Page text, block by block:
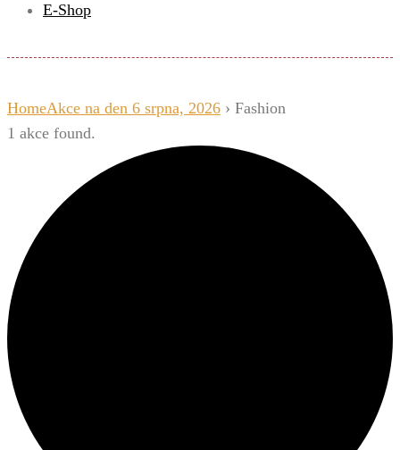
E-Shop
HomeAkce na den 6 srpna, 2026 › Fashion
1 akce found.